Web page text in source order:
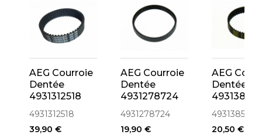
AEG Courroie
Dentée
4931312518
Ponceuse
HBSE75S
4931312518
39,90 €
AEG Courroie
Dentée
4931278724
Ponceuse
BBS 100,
BBSE 100,
4931278724
19,90 €
AEG
Dentée
Ponceuse
HBSE600
4931385787
20,50 €